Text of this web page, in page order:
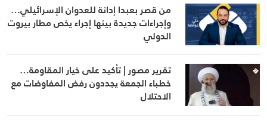
من قصر بعبدا إدانة للعدوان الإسرائيلي…
وإجراءات جديدة بينها إجراء يخص مطار بيروت
الدولي
تقرير مصور | تأكيد على خيار المقاومة…
خطباء الجمعة يجددون رفض المفاوضات مع
الاحتلال